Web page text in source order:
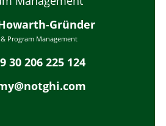
Gründer
Program Management
30 206 225 124